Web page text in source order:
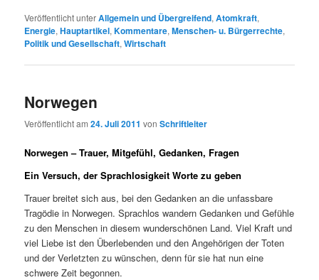
Veröffentlicht unterAllgemein und Übergreifend,Atomkraft,
Energie,Hauptartikel,Kommentare,Menschen- u. Bürgerrechte,
Politik und Gesellschaft,Wirtschaft
Norwegen
Veröffentlicht am24. Juli 2011 vonSchriftleiter
Norwegen – Trauer, Mitgefühl, Gedanken, Fragen
Ein Versuch, der Sprachlosigkeit Worte zu geben
Trauer breitet sich aus, bei den Gedanken an die unfassbare
Tragödie in Norwegen. Sprachlos wandern Gedanken und Gefühle
zu den Menschen in diesem wunderschönen Land. Viel Kraft und
viel Liebe ist den Überlebenden und den Angehörigen der Toten
und der Verletzten zu wünschen, denn für sie hat nun eine
schwere Zeit begonnen.